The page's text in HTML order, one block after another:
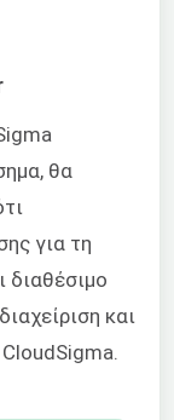
θα
για τη
διαθέσιμο
και